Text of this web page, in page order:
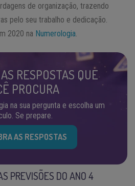
de organização, trazendo
pelo seu trabalho e dedicação.
2020 na Numerologia
RESPOSTAS QUE
PROCURA
na sua pergunta e escolha um
Se prepare.
AS RESPOSTAS
PREVISÕES DO ANO 4